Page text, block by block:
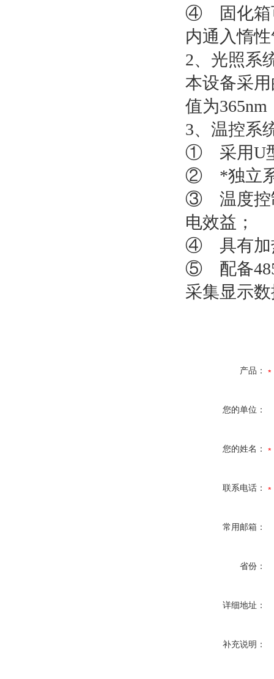
④ 固化箱
内通入惰
2、光照系
本设备采
值为
3、温控系
① 采用U
② *独立系
③ 温度控
电效益；
④ 具有加
⑤ 配备485
采集显示
产品：
您的单位：
您的姓名：
联系电话：
常用邮箱：
省份：
详细地址：
补充说明：